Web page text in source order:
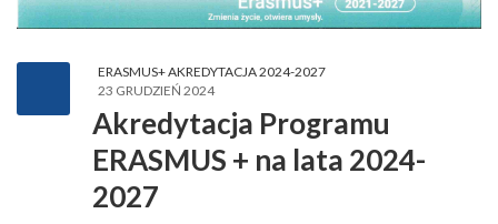
ERASMUS+ AKREDYTACJA 2024-2027
23 GRUDZIEŃ 2024
Akredytacja Programu
ERASMUS + na lata 2024-
2027